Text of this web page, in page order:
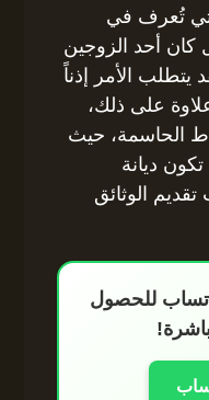
تُعرف في
في حال كان أحد الزوجين
يتطلب الأمر إذناً
على ذلك،
الحاسمة، حيث
ديانة
الوثائق
للحصول